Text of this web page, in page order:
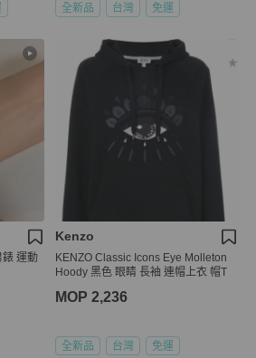
全新品 台灣 免運
運動
Kenzo
KENZO Classic Icons Eye Molleton
Hoody 黑色 眼睛 長袖 連帽上衣 帽T
MOP 2,236
全新品 台灣 免運